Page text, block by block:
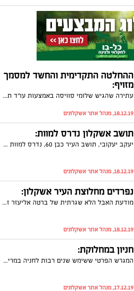
ההחלטה התקדימית והחשד למסמך
מזויף:
עתירה שהגיש שלומי סוויסה באמצעות עו"ד תמר קידר ועסקה בפרסומים של העירייה ובמימון דף הפייסבוק של ראש העיר, הובילה לתקדים משפטי לפיו ראש עיר לא יוכל להציג את שמו בשילוט מטעם העירייה. עוד נקבע כי דף הפייסבוק של ראש העיר, תומר גלאם, יוכל לשמש אותו לצרכים עירוניים בלבד ולא לפוליטיים. וגם: העירייה הגישה תלונה בחשד לזיוף בעקבות אחד המסמכים שהוגשו מטעם התביעה
18.12.19, מנהל אתר אשקלונים
תושב אשקלון נדרס למוות:
יעקב יעקובי, תושב העיר כבן 60, נדרס למוות בתאונת דרכים שאירעה בתל אביב. היום הוא הובא למנוחות בבית העלמין באשקלון. "היה איש חסד ואמת"
18.12.19, מנהל אתר אשקלונים
נפרדים מחלוצת העיר אשקלון:
מודעת האבל הלא שגרתית של ברטה אליעזר ז"ל סקרנה רבים מתושבי העיר. כעת אנו מביאים את סיפורה של ברטה, שעלתה מבגדד לאשקלון בשנות ה-50, והייתה מחולצי העיר
18.12.19, מנהל אתר אשקלונים
חניון במחלוקת:
המגרש הפרטי ששימש שנים רבות לחניה במרינה, גודר על ידי היזם שרכש את זכויותיו לפני כמעט שנה. עד אשר ייבנה עליו בית מלון כייעוד התב"ע, היזם בנה בו חניון זמני בתשלום וממתין לאישור מועצת העיר בשל שינוי הייעוד הזמני. בעלי העסקים במקום מתנגדים להפעלתו בטענה כי במקום אמורה להיבנות חניה ציבורית, ובינתיים המבלים מכתתים רגליהם. יצאנו לברר את המחלוקת ואת התעריף הצפוי
17.12.19, מנהל אתר אשקלונים